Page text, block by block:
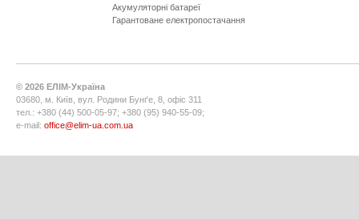
Акумуляторні батареї
Гарантоване електропостачання
© 2026 ЕЛІМ-Україна
03680, м. Київ, вул. Родини Бунґе, 8, офіс 311
тел.: +380 (44) 500-05-97; +380 (95) 940-55-09;
e-mail: office@elim-ua.com.ua